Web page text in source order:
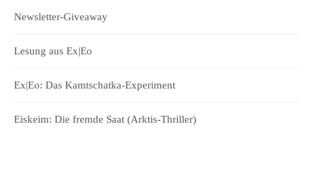
Newsletter-Giveaway
Lesung aus Ex|Eo
Ex|Eo: Das Kamtschatka-Experiment
Eiskeim: Die fremde Saat (Arktis-Thriller)